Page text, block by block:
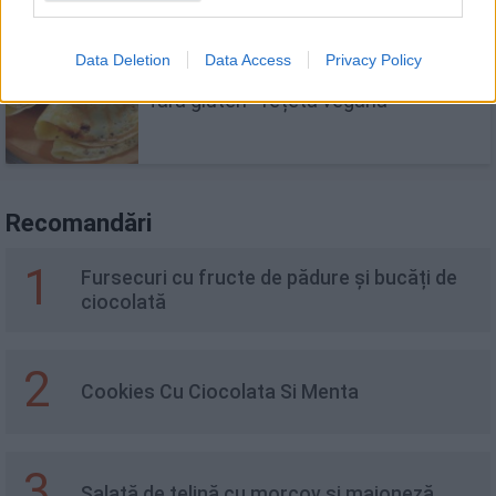
Data Deletion Data Access Privacy Policy
Clătite de post cu lapte de soia și
fără gluten - rețetă vegană
Recomandări
1
Fursecuri cu fructe de pădure și bucăți de
ciocolată
2 Cookies Cu Ciocolata Si Menta